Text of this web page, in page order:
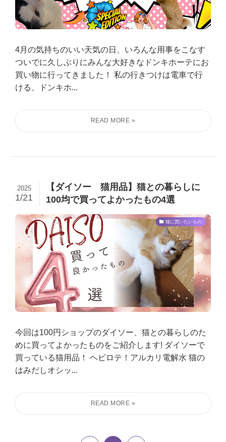
4月の気持ちのいい天気の日、いろんな用事をこなす
ついでに久しぶりにみんな大好きなドンキホーテにお
買い物に行ってきました！ 私の行きつけは電車で行
ける、ドンキホ...
【ダイソー 猫用品】猫との暮らしに
100均で買ってよかったもの4選
2025
1/21
猫に買いたいもの
今回は100円ショップのダイソー、猫との暮らしのた
めに買ってよかったものをご紹介します! ダイソーで
買っている猫用品！ ヘビロテ！アルカリ電解水 猫の
はみだしオシッ...